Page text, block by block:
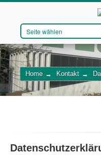
DAS UNTERNEHMEN
Home → Kontakt →